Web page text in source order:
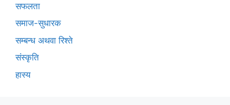
सफलता
समाज-सुधारक
सम्बन्ध अथवा रिश्ते
संस्कृति
हास्य